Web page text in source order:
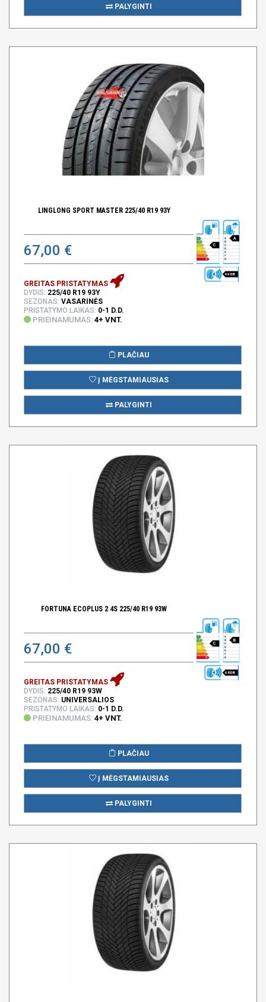
PALYGINTI
LINGLONG SPORT MASTER 225/40 R19 93Y
67,00 € C
A
69 DB
GREITAS PRISTATYMAS
DYDIS: 225/40 R19 93Y
SEZONAS: VASARINĖS
PRISTATYMO LAIKAS: 0-1 D.D.
PRIEINAMUMAS: 4+ VNT.
PLAČIAU
Į MĖGSTAMIAUSIAS
PALYGINTI
FORTUNA ECOPLUS 2 4S 225/40 R19 93W
67,00 € C
B
68 DB
GREITAS PRISTATYMAS
DYDIS: 225/40 R19 93W
SEZONAS: UNIVERSALIOS
PRISTATYMO LAIKAS: 0-1 D.D.
PRIEINAMUMAS: 4+ VNT.
PLAČIAU
Į MĖGSTAMIAUSIAS
PALYGINTI